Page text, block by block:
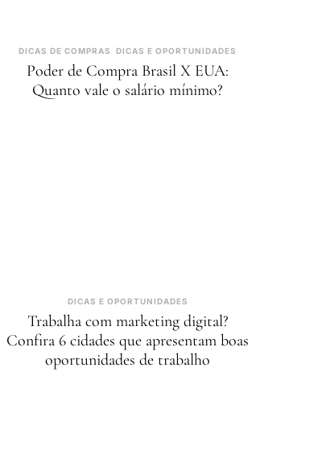
DICAS DE COMPRAS DICAS E OPORTUNIDADES
Poder de Compra Brasil X EUA:
Quanto vale o salário mínimo?
DICAS E OPORTUNIDADES
Trabalha com marketing digital?
Confira 6 cidades que apresentam boas
oportunidades de trabalho